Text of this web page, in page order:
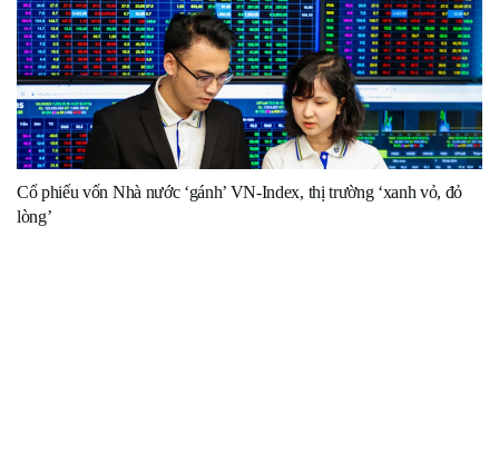
Cổ phiếu vốn Nhà nước ‘gánh’ VN-Index, thị trường ‘xanh vỏ, đỏ
lòng’